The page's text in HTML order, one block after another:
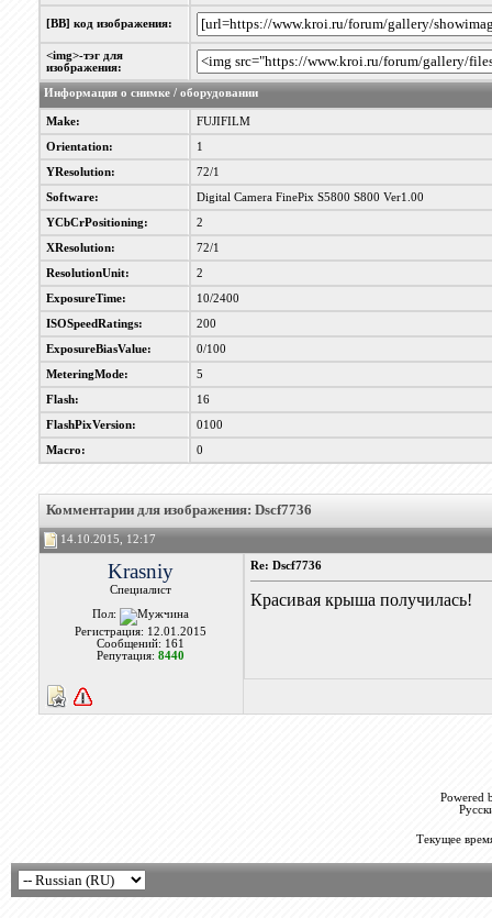
[BB] код изображения:
<img>-тэг для
изображения:
Информация о снимке / оборудовании
Make: FUJIFILM
Orientation: 1
YResolution: 72/1
Software: Digital Camera FinePix S5800 S800 Ver1.00
YCbCrPositioning: 2
XResolution: 72/1
ResolutionUnit: 2
ExposureTime: 10/2400
ISOSpeedRatings: 200
ExposureBiasValue: 0/100
MeteringMode: 5
Flash: 16
FlashPixVersion: 0100
Macro: 0
Комментарии для изображения: Dscf7736
14.10.2015, 12:17
Krasniy
Специалист
Пол:
Регистрация: 12.01.2015
Сообщений: 161
Репутация:8440
Re: Dscf7736
Красивая крыша получилась!
Powered
Текущее